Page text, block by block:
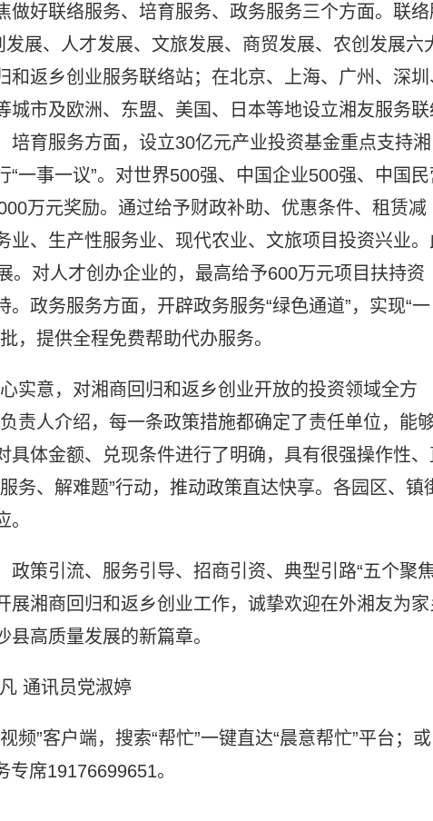
做好联络服务、培育服务、政务服务三个方面。联络
展、人才发展、文旅发展、商贸发展、农创发展六
返乡创业服务联络站；在北京、上海、广州、深圳
城市及欧洲、东盟、美国、日本等地设立湘友服务联
育服务方面，设立30亿元产业投资基金重点支持湘
一事一议”。对世界500强、中国企业500强、中国民
万元奖励。通过给予财政补助、优惠条件、租赁减
业、生产性服务业、现代农业、文旅项目投资兴业。
。对人才创办企业的，最高给予600万元项目扶持资
政务服务方面，开辟政务服务“绿色通道”，实现“一
，提供全程免费帮助代办服务。
实意，对湘商回归和返乡创业开放的投资领域全方
责人介绍，每一条政策措施都确定了责任单位，能
具体金额、兑现条件进行了明确，具有很强操作性、
务、解难题”行动，推动政策直达快享。各园区、镇
策引流、服务引导、招商引资、典型引路“五个聚
展湘商回归和返乡创业工作，诚挚欢迎在外湘友为家
高质量发展的新篇章。
通讯员党淑婷
频”客户端，搜索“帮忙”一键直达“晨意帮忙”平台；或
席19176699651。